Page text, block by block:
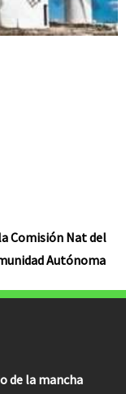
Comisión Nat del
Autónoma
de la mancha